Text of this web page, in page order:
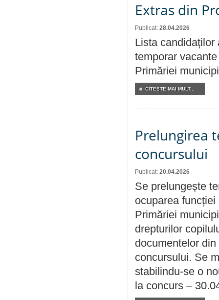
Extras din
Publicat: 28.04.2026
Lista candidaților
temporar
Primăriei
CITEŞTE MAI MULT...
Prelungirea
concursului
Publicat: 20.04.2026
Se prelungește
ocuparea
Primăriei
drepturilor
documentelor
concursului. Se
stabilindu-se o
la concurs –